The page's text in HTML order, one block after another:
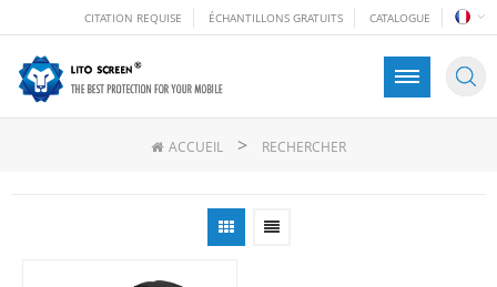
CITATION REQUISE ÉCHANTILLONS GRATUITS CATALOGUE
ACCUEIL > RECHERCHER